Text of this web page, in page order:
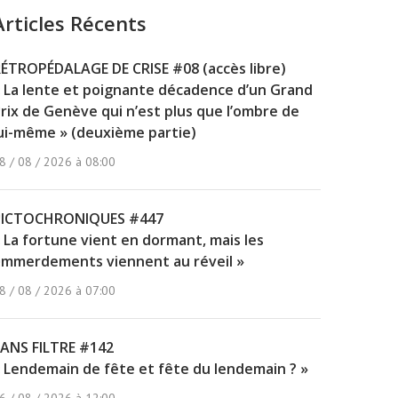
Récents
DE CRISE #08 (accès libre)
La lente et poignante décadence d’un Grand
de Genève qui n’est plus que l’ombre de
même » (deuxième partie)
/ 08 / 2026 à 08:00
#447
La fortune vient en dormant, mais les
viennent au réveil »
/ 08 / 2026 à 07:00
FILTRE #142
Lendemain de fête et fête du lendemain ? »